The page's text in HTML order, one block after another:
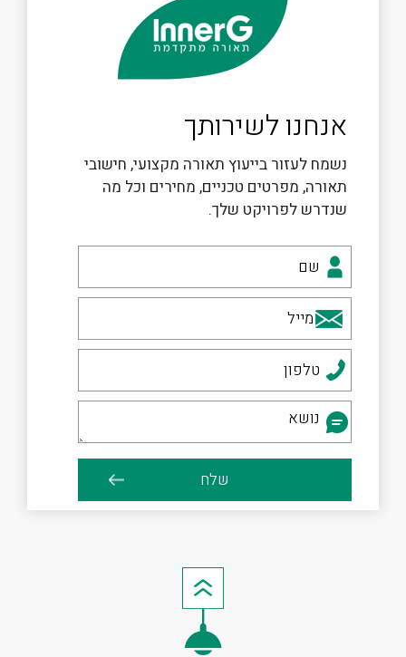
אנחנו לשירותך
נשמח לעזור בייעוץ תאורה מקצועי, חישובי
תאורה, מפרטים טכניים, מחירים וכל מה
שנדרש לפרויקט שלך.